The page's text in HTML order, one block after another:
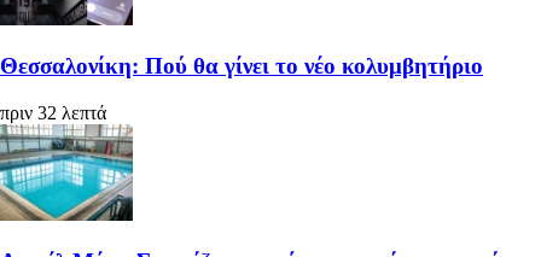
Θεσσαλονίκη: Πού θα γίνει το νέο κολυμβητήριο
πριν 32 λεπτά